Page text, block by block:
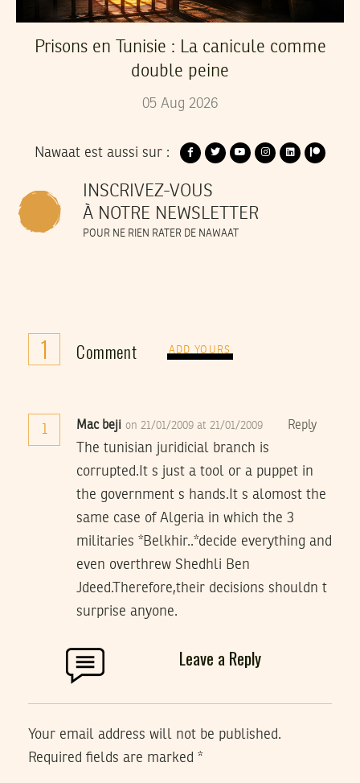
Prisons en Tunisie : La canicule comme
double peine
05 Aug 2026
Nawaat est aussi sur :
INSCRIVEZ-VOUS
À NOTRE NEWSLETTER
POUR NE RIEN RATER DE NAWAAT
1 Comment ADD YOURS
1 Mac beji on 21/01/2009 at 21/01/2009 Reply
The tunisian juridicial branch is
corrupted.It s just a tool or a puppet in
the government s hands.It s alomost the
same case of Algeria in which the 3
militaries *Belkhir..*decide everything and
even overthrew Shedhli Ben
Jdeed.Therefore,their decisions shouldn t
surprise anyone.
Leave a Reply
Your email address will not be published.
Required fields are marked *